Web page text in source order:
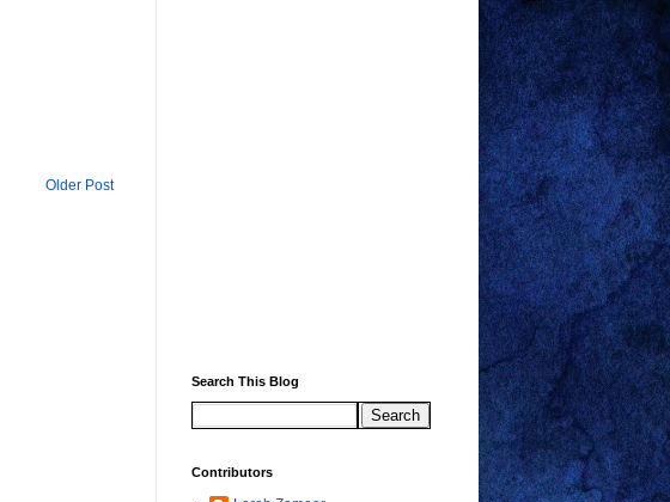
Older Post
Search This Blog
Contributors